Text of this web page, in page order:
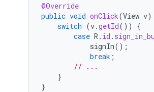
@Override
public void onClick(View v)
switch (v.getId())
{
case R . id .
signIn();
break ;
// ...
}
}